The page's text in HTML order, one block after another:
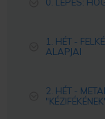
1. HÉT -
ALAPJAI
2. HÉT -